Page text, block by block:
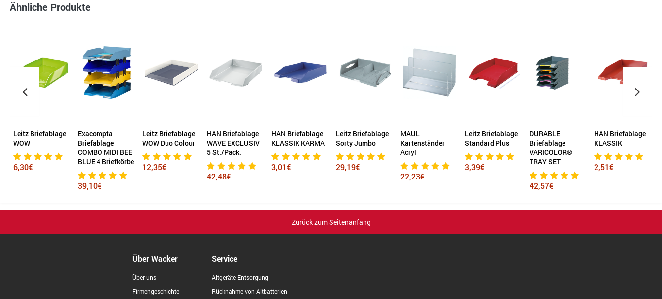
Ähnliche Produkte
Exacompta
Briefablage
COMBO MIDI BEE
BLUE 4 Briefkörbe
Leitz Briefablage
WOW Duo Colour
12,35€
HAN Briefablage
WAVE EXCLUSIV
5 St./Pack.
HAN Briefablage
KLASSIK KARMA
3,01€
Leitz Briefablage
Sorty Jumbo
29,19€
MAUL
Kartenständer
Acryl
Leitz Briefablage
Standard Plus
3,39€
DURABLE
Briefablage
VARICOLOR®
TRAY SET
HAN Briefablage
KLASSIK
2,51€
Leitz Briefablage
Recycle
6,20€
Zurück zum Seitenanfang
Über Wacker
Über uns
Firmengeschichte
Service
Altgeräte-Entsorgung
Rücknahme von Altbatterien